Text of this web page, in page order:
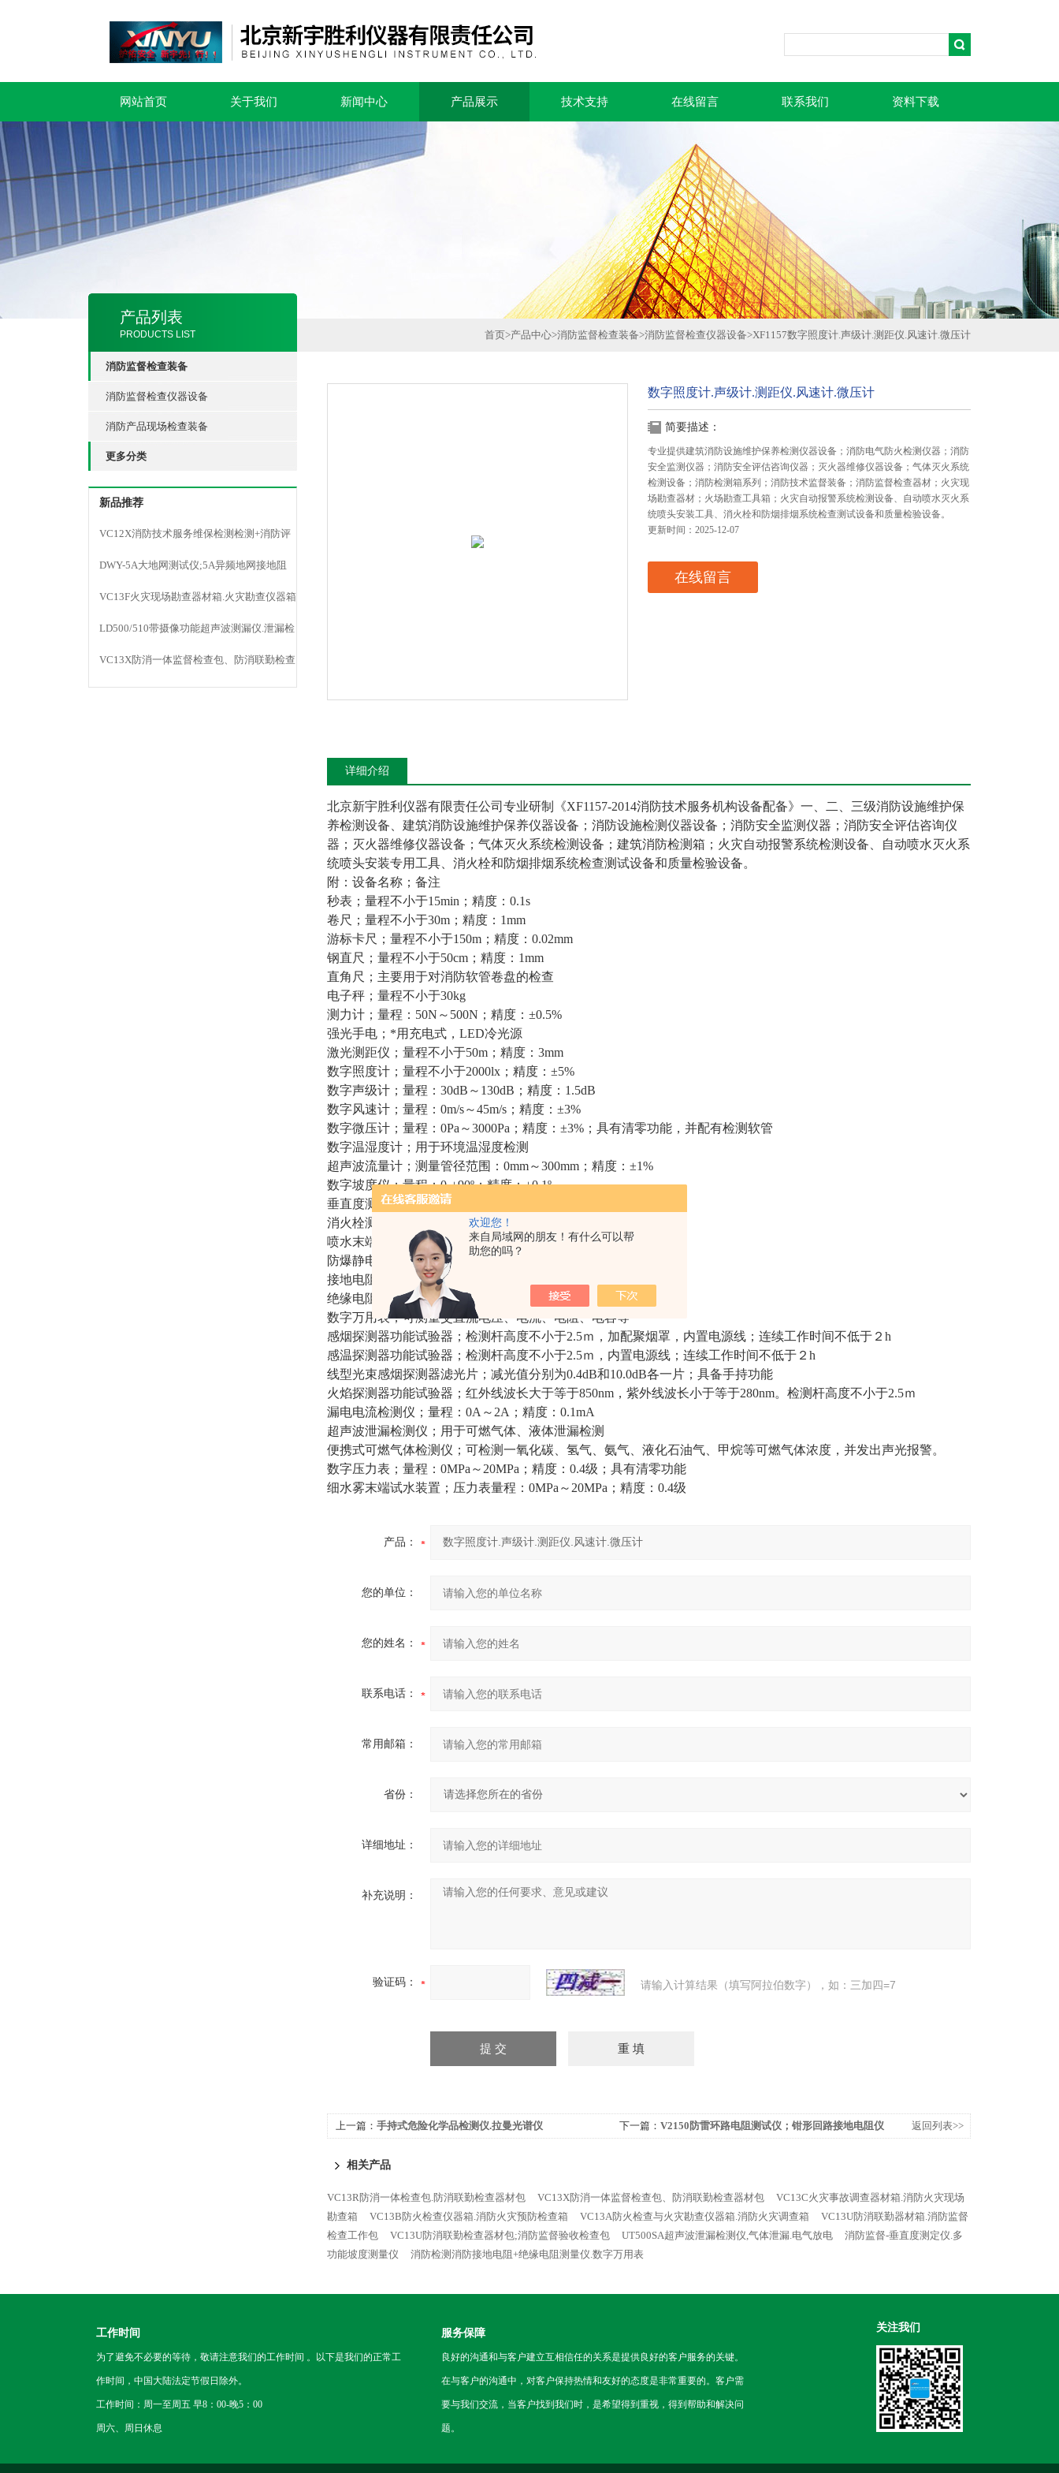
欢迎您！
来自局域网的朋友！有什么可以帮
助您的吗？
网站首页 关于我们 新闻中心 产品展示 技术支持 在线留言 联系我们 资料下载
产品列表
PRODUCTS LIST
消防监督检查装备
消防监督检查仪器设备
消防产品现场检查装备
更多分类
新品推荐
VC12X消防技术服务维保检测检测+消防评
估仪器
DWY-5A大地网测试仪;5A异频地网接地阻
抗;防雷检测
VC13F火灾现场勘查器材箱.火灾勘查仪器箱
LD500/510带摄像功能超声波测漏仪.泄漏检
测仪
VC13X防消一体监督检查包、防消联勤检查
器材包
首页>产品中心>消防监督检查装备>消防监督检查仪器设备>XF1157数字照度计.声级计.测距仪.风速计.微压计
数字照度计.声级计.测距仪.风速计.微压计
简要描述：
专业提供建筑消防设施维护保养检测仪器设备；消防电气防火检测仪器；消防
安全监测仪器；消防安全评估咨询仪器；灭火器维修仪器设备；气体灭火系统
检测设备；消防检测箱系列；消防技术监督装备；消防监督检查器材；火灾现
场勘查器材；火场勘查工具箱；火灾自动报警系统检测设备、自动喷水灭火系
统喷头安装工具、消火栓和防烟排烟系统检查测试设备和质量检验设备。
更新时间：2025-12-07
在线留言
详细介绍
北京新宇胜利仪器有限责任公司专业研制《XF1157-2014消防技术服务机构设备配备》一、二、三级消防设施维护保
养检测设备、建筑消防设施维护保养仪器设备；消防设施检测仪器设备；消防安全监测仪器；消防安全评估咨询仪
器；灭火器维修仪器设备；气体灭火系统检测设备；建筑消防检测箱；火灾自动报警系统检测设备、自动喷水灭火系
统喷头安装专用工具、消火栓和防烟排烟系统检查测试设备和质量检验设备。
附：设备名称；备注
秒表；量程不小于15min；精度：0.1s
卷尺；量程不小于30m；精度：1mm
游标卡尺；量程不小于150m；精度：0.02mm
钢直尺；量程不小于50cm；精度：1mm
直角尺；主要用于对消防软管卷盘的检查
电子秤；量程不小于30kg
测力计；量程：50N～500N；精度：±0.5%
强光手电；*用充电式，LED冷光源
激光测距仪；量程不小于50m；精度：3mm
数字照度计；量程不小于2000lx；精度：±5%
数字声级计；量程：30dB～130dB；精度：1.5dB
数字风速计；量程：0m/s～45m/s；精度：±3%
数字微压计；量程：0Pa～3000Pa；精度：±3%；具有清零功能，并配有检测软管
数字温湿度计；用于环境温湿度检测
超声波流量计；测量管径范围：0mm～300mm；精度：±1%
数字坡度仪；量程：0-±90º；精度：±0.1º
垂直度测定仪；量程：0mm～500mm；精度：±0.2μm
消火栓测压接头；压力表量程：0MPa～1.6MPa；精度：1.6级
喷水末端试水接头；压力表量程：0MPa～0.6MPa；精度：1.6级
防爆静电电压表；量程：0kV～30kV；精度：±10%
接地电阻测量仪；量程：0Ω～1000Ω；精度：±2%
绝缘电阻测量仪；量程：1MΩ～2000 MΩ；精度：±2%
数字万用表；可测量交直流电压、电流、电阻、电容等
感烟探测器功能试验器；检测杆高度不小于2.5ｍ，加配聚烟罩，内置电源线；连续工作时间不低于２h
感温探测器功能试验器；检测杆高度不小于2.5ｍ，内置电源线；连续工作时间不低于２h
线型光束感烟探测器滤光片；减光值分别为0.4dB和10.0dB各一片；具备手持功能
火焰探测器功能试验器；红外线波长大于等于850nm，紫外线波长小于等于280nm。检测杆高度不小于2.5ｍ
漏电电流检测仪；量程：0A～2A；精度：0.1mA
超声波泄漏检测仪；用于可燃气体、液体泄漏检测
便携式可燃气体检测仪；可检测一氧化碳、氢气、氨气、液化石油气、甲烷等可燃气体浓度，并发出声光报警。
数字压力表；量程：0MPa～20MPa；精度：0.4级；具有清零功能
细水雾末端试水装置；压力表量程：0MPa～20MPa；精度：0.4级
产品：
您的单位：
您的姓名：
联系电话：
常用邮箱：
省份：
详细地址：
补充说明：
验证码： 请输入计算结果（填写阿拉伯数字），如：三加四=7
上一篇： 手持式危险化学品检测仪.拉曼光谱仪 下一篇： V2150防雷环路电阻测试仪；钳形回路接地电阻仪 返回列表>>
相关产品
VC13R防消一体检查包.防消联勤检查器材包 VC13X防消一体监督检查包、防消联勤检查器材包
VC13C火灾事故调查器材箱.消防火灾现场
勘查箱
VC13B防火检查仪器箱.消防火灾预防检查箱 VC13A防火检查与火灾勘查仪器箱.消防火灾调查箱
VC13U防消联勤器材箱.消防监督
检查工作包
VC13U防消联勤检查器材包;消防监督验收检查包 UT500SA超声波泄漏检测仪,气体泄漏.电气放电
消防监督-垂直度测定仪.多
功能坡度测量仪
消防检测消防接地电阻+绝缘电阻测量仪.数字万用表
工作时间
为了避免不必要的等待，敬请注意我们的工作时间 。以下是我们的正常工
作时间，中国大陆法定节假日除外。
工作时间：周一至周五 早8：00-晚5：00
周六、周日休息
服务保障
良好的沟通和与客户建立互相信任的关系是提供良好的客户服务的关键。
在与客户的沟通中，对客户保持热情和友好的态度是非常重要的。客户需
要与我们交流，当客户找到我们时，是希望得到重视，得到帮助和解决问
题。
关注我们